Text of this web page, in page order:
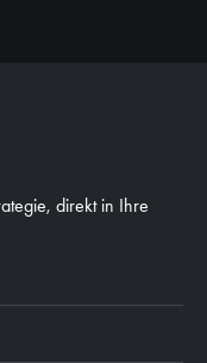
direkt in Ihre